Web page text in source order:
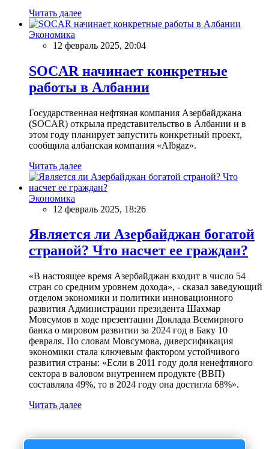
Читать далее
Экономика
12 февраль 2025, 20:04
SOCAR начинает конкретные
работы в Албании
Государственная нефтяная компания Азербайджана
(SOCAR) открыла представительство в Албании и в
этом году планирует запустить конкретный проект,
сообщила албанская компания «Albgaz».
Читать далее
Экономика
12 февраль 2025, 18:26
Является ли Азербайджан богатой
страной? Что насчет ее граждан?
«В настоящее время Азербайджан входит в число 54
стран со средним уровнем дохода», - сказал заведующий
отделом экономики и политики инновационного
развития Администрации президента Шахмар
Мовсумов в ходе презентации Доклада Всемирного
банка о мировом развитии за 2024 год в Баку 10
февраля. По словам Мовсумова, диверсификация
экономики стала ключевым фактором устойчивого
развития страны: «Если в 2011 году доля ненефтяного
сектора в валовом внутреннем продукте (ВВП)
составляла 49%, то в 2024 году она достигла 68%».
Читать далее